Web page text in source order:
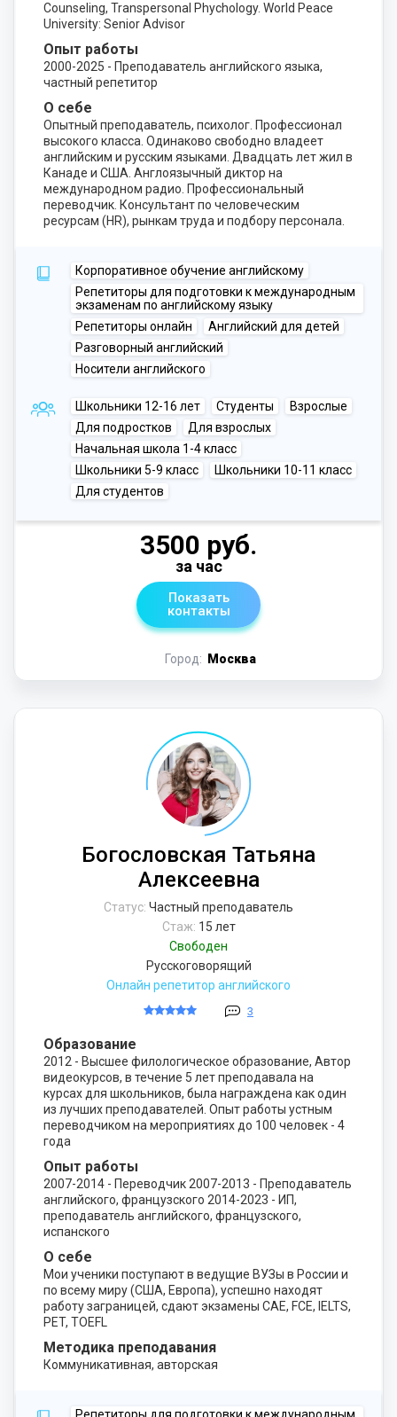
Counseling, Transpersonal Phychology. World Peace
University: Senior Advisor
Опыт работы
2000-2025 - Преподаватель английского языка,
частный репетитор
О себе
Опытный преподаватель, психолог. Профессионал
высокого класса. Одинаково свободно владеет
английским и русским языками. Двадцать лет жил в
Канаде и США. Англоязычный диктор на
международном радио. Профессиональный
переводчик. Консультант по человеческим
ресурсам (HR), рынкам труда и подбору персонала.
Корпоративное обучение английскому
Репетиторы для подготовки к международным
экзаменам по английскому языку
Репетиторы онлайн
Английский для детей
Разговорный английский
Носители английского
Школьники 12-16 лет Студенты
Взрослые
Для подростков
Для взрослых
Начальная школа 1-4 класс
Школьники 5-9 класс
Школьники 10-11 класс
Для студентов
Город: Москва
3500 руб.
за час
Показать
контакты
Богословская Татьяна
Алексеевна
Статус: Частный преподаватель
Стаж: 15 лет
Свободен
Русскоговорящий
Онлайн репетитор английского
3
Образование
2012 - Высшее филологическое образование, Автор
видеокурсов, в течение 5 лет преподавала на
курсах для школьников, была награждена как один
из лучших преподавателей. Опыт работы устным
переводчиком на мероприятиях до 100 человек - 4
года
Опыт работы
2007-2014 - Переводчик 2007-2013 - Преподаватель
английского, французского 2014-2023 - ИП,
преподаватель английского, французского,
испанского
О себе
Мои ученики поступают в ведущие ВУЗы в России и
по всему миру (США, Европа), успешно находят
работу заграницей, сдают экзамены CAE, FCE, IELTS,
PET, TOEFL
Методика преподавания
Коммуникативная, авторская
Репетиторы для подготовки к международным